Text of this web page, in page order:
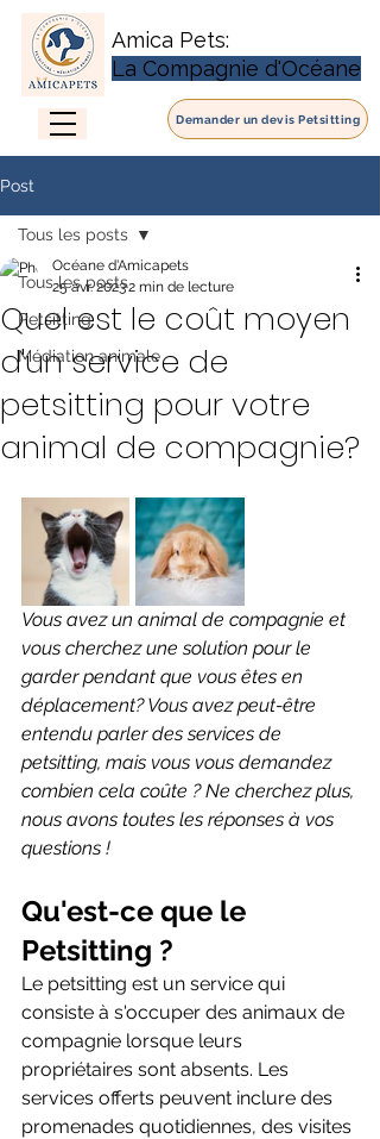
Demander un devis Petsitting
Amica Pets:
La Compagnie d'Océane
Post
Tous les posts
Petsitting
Médiation animale
Tous les posts
Quel est le coût moyen
d'un service de
petsitting pour votre
animal de compagnie?
Océane d'Amicapets
25 avr. 20232 min de lecture
Vous avez un animal de compagnie et
vous cherchez une solution pour le
garder pendant que vous êtes en
déplacement? Vous avez peut-être
entendu parler des services de
petsitting, mais vous vous demandez
combien cela coûte ? Ne cherchez plus,
nous avons toutes les réponses à vos
questions !
Qu'est-ce que le
Petsitting ?
Le petsitting est un service qui
consiste à s'occuper des animaux de
compagnie lorsque leurs
propriétaires sont absents. Les
services offerts peuvent inclure des
promenades quotidiennes, des visites